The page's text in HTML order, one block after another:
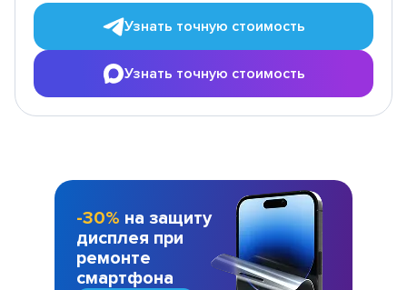
Узнать точную стоимость
Узнать точную стоимость
-30% на защиту
дисплея при
ремонте
смартфона